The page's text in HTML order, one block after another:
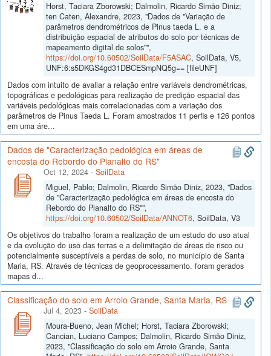
Horst, Taciara Zborowski; Dalmolin, Ricardo Simão Diniz;
ten Caten, Alexandre, 2023, "Dados de "Variação de
parâmetros dendrométricos de Pinus taeda L. e a
distribuição espacial de atributos do solo por técnicas de
mapeamento digital de solos"",
https://doi.org/10.60502/SoilData/F5ASAC, SoilData, V5,
UNF:6:s5DKGS4gd31DBCESmpNQ5g== [fileUNF]
Dados com intuito de avaliar a relação entre variáveis dendrométricas,
topográficas e pedológicas para realização de predição espacial das
variáveis pedológicas mais correlacionadas com a variação dos
parâmetros de Pinus Taeda L. Foram amostrados 11 perfis e 126 pontos
em uma áre...
Dados de "Caracterização pedológica em áreas de
encosta do Rebordo do Planalto do RS"
Oct 12, 2024 - SoilData
Miguel, Pablo; Dalmolin, Ricardo Simão Diniz, 2023, "Dados
de "Caracterização pedológica em áreas de encosta do
Rebordo do Planalto do RS"",
https://doi.org/10.60502/SoilData/ANNOT6, SoilData, V3
Os objetivos do trabalho foram a realização de um estudo do uso atual
e da evolução do uso das terras e a delimitação de áreas de risco ou
potencialmente susceptíveis a perdas de solo, no município de Santa
Maria, RS. Através de técnicas de geoprocessamento. foram gerados
mapas d...
Classificação do solo em Arroio Grande, Santa Maria, RS
Jul 4, 2023 - SoilData
Moura-Bueno, Jean Michel; Horst, Taciara Zborowski;
Cancian, Luciano Campos; Dalmolin, Ricardo Simão Diniz,
2023, "Classificação do solo em Arroio Grande, Santa